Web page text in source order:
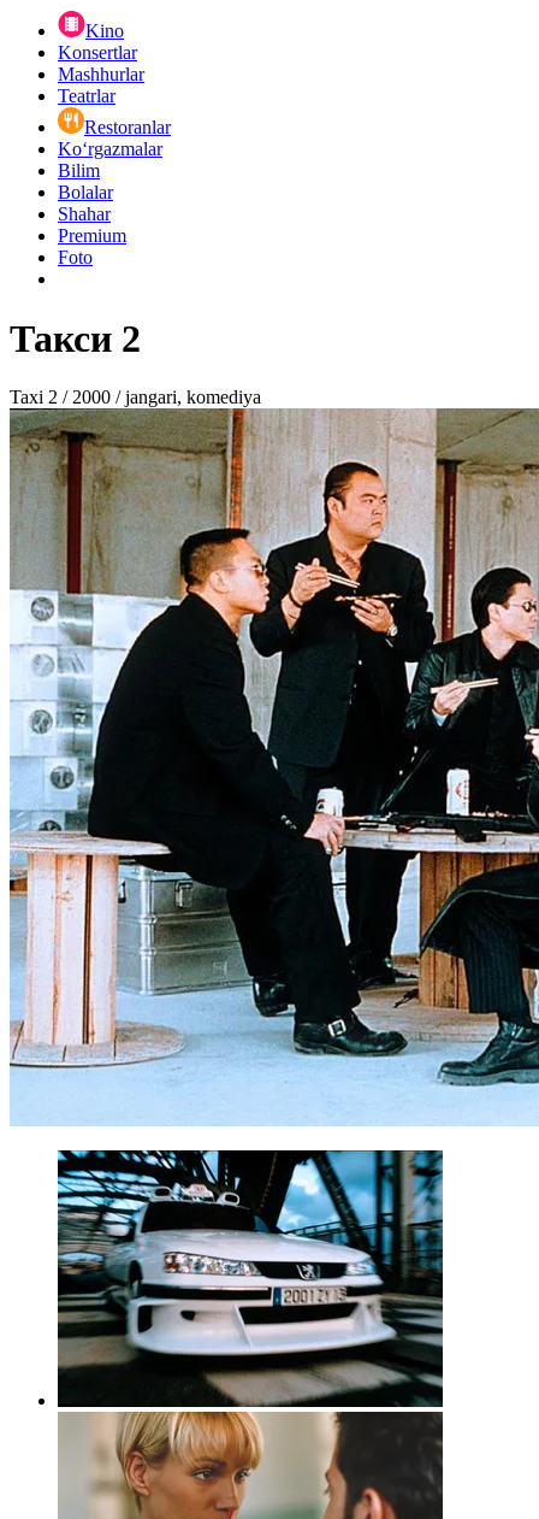
Kino
Konsertlar
Mashhurlar
Teatrlar
Restoranlar
Ko‘rgazmalar
Bilim
Bolalar
Shahar
Premium
Foto
Такси 2
Taxi 2 / 2000 / jangari, komediya